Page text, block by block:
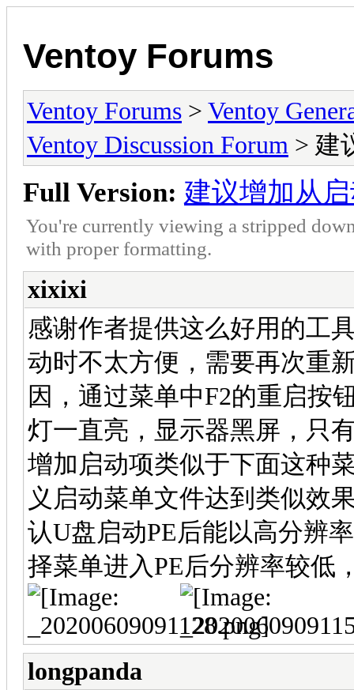
Ventoy Forums
Ventoy Forums > Ventoy
Ventoy Discussion Forum > 建
Full Version: 建议增加从
You're currently viewing a stripped
with proper formatting.
xixixi
感谢作者提供这么好用的工
动时不太方便，需要再次重
因，通过菜单中F2的重启按
灯一直亮，显示器黑屏，只
增加启动项类似于下面这种
义启动菜单文件达到类似效
认U盘启动PE后能以高分辨
择菜单进入PE后分辨率较低
longpanda